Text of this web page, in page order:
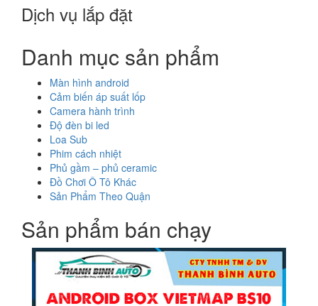
Dịch vụ lắp đặt
Danh mục sản phẩm
Màn hình android
Cảm biến áp suất lốp
Camera hành trình
Độ đèn bi led
Loa Sub
Phim cách nhiệt
Phủ gầm – phủ ceramic
Đồ Chơi Ô Tô Khác
Sản Phẩm Theo Quận
Sản phẩm bán chạy